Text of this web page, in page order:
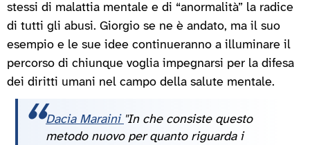
stessi di malattia mentale e di “anormalità” la radice
di tutti gli abusi. Giorgio se ne è andato, ma il suo
esempio e le sue idee continueranno a illuminare il
percorso di chiunque voglia impegnarsi per la difesa
dei diritti umani nel campo della salute mentale.
Dacia Maraini "In che consiste questo
metodo nuovo per quanto riguarda i